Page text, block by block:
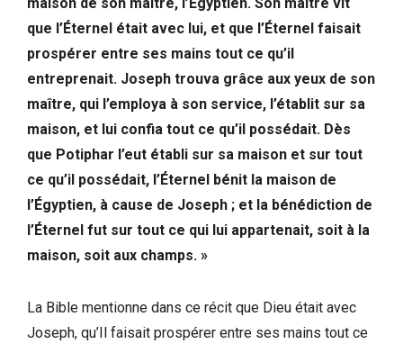
que l’Éternel était avec lui, et que l’Éternel faisait
prospérer entre ses mains tout ce qu’il
entreprenait. Joseph trouva grâce aux yeux de son
maître, qui l’employa à son service, l’établit sur sa
maison, et lui confia tout ce qu’il possédait. Dès
que Potiphar l’eut établi sur sa maison et sur tout
ce qu’il possédait, l’Éternel bénit la maison de
l’Égyptien, à cause de Joseph ; et la bénédiction de
l’Éternel fut sur tout ce qui lui appartenait, soit à la
maison, soit aux champs. »
La Bible mentionne dans ce récit que Dieu était avec
Joseph, qu’Il faisait prospérer entre ses mains tout ce